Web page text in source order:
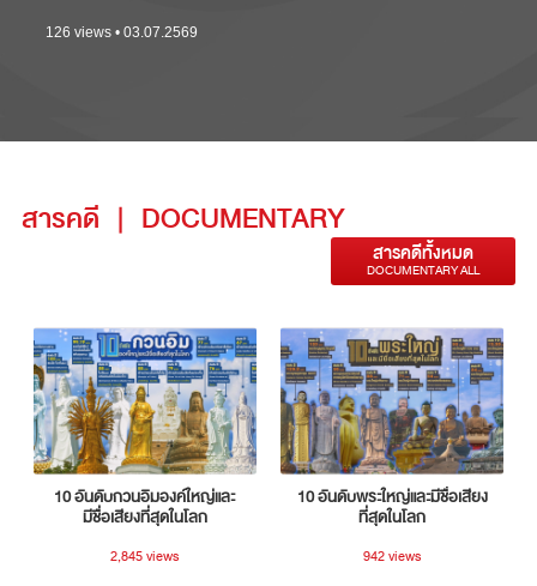
126 views • 03.07.2569
สารคดี | DOCUMENTARY
สารคดีทั้งหมด
DOCUMENTARY ALL
10 อันดับกวนอิมองค์ใหญ่และ
มีชื่อเสียงที่สุดในโลก
2,845 views
10 อันดับพระใหญ่และมีชื่อเสียง
ที่สุดในโลก
942 views